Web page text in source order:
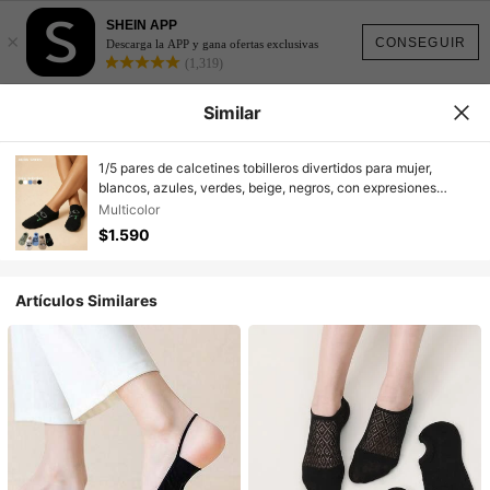
CONSEGUIR
×
SHEIN APP
Descarga la APP y gana ofertas exclusivas
(1,319)
Similar
1/5 pares de calcetines tobilleros divertidos para mujer,
blancos, azules, verdes, beige, negros, con expresiones
faciles lindas, suaves y cómodos calcetines ocultos,
adecuados para uso diario en primavera/verano, regalo
novedoso
Multicolor
$1.590
Artículos Similares